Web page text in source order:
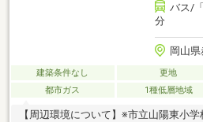
バス/
分
岡山県
建築条件なし 更地
都市ガス
1種低層地域
【周辺環境について】※市立山陽東小